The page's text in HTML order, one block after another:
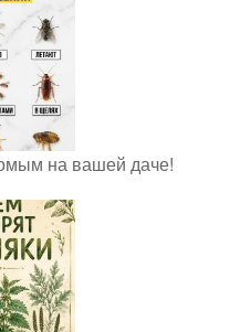
на вашей даче!